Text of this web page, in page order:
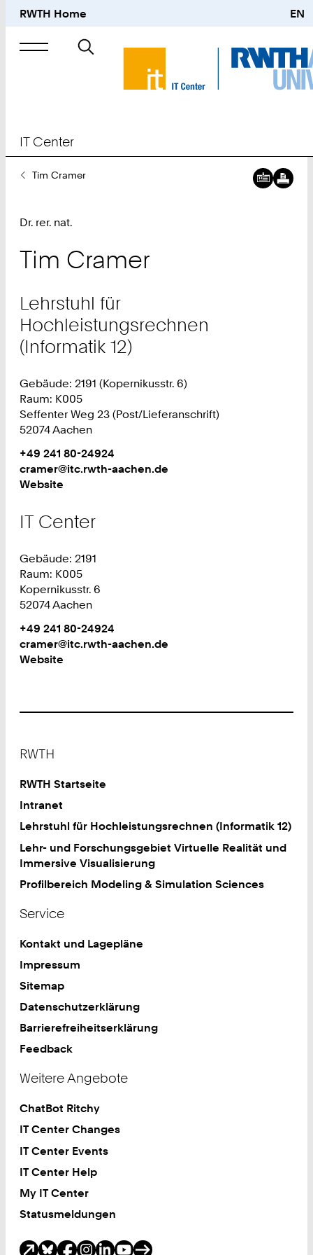
RWTH Home EN
Suche
nach
IT Center
SieTim Cramer
Digitale
IT
Center
Dr. rer. nat.
Tim Cramer
Lehrstuhl für
Hochleistungsrechnen
(Informatik 12)
Gebäude: 2191 (Kopernikusstr. 6)
Raum: K005
Seffenter Weg 23 (Post/Lieferanschrift)
52074 Aachen
Work
Telefon:
+
4
2
4
8
0
2
4
9
4
+49 241 80-24924
Work
cramer@itc.rwth-aachen.de
Website
IT Center
Gebäude: 2191
Raum: K005
Kopernikusstr. 6
52074 Aachen
Work
Telefon:
+
4
0
4
2
4
+49 241 80-24924
Work
cramer@itc.rwth-aachen.de
Website
RWTH
RWTH Startseite
Intranet
Lehrstuhl für Hochleistungsrechnen (Informatik 12)
Lehr- und Forschungsgebiet Virtuelle Realität und
Immersive Visualisierung
Profilbereich Modeling & Simulation Sciences
Service
Kontakt und Lagepläne
Impressum
Sitemap
Datenschutzerklärung
Barrierefreiheitserklärung
Feedback
Weitere Angebote
ChatBot Ritchy
IT Center Changes
IT Center Events
IT Center Help
My IT Center
Statusmeldungen
Soziale Medien